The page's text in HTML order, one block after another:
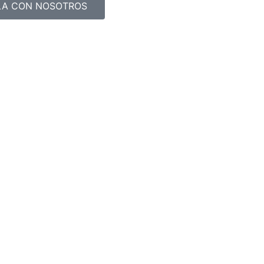
CON NOSOTROS